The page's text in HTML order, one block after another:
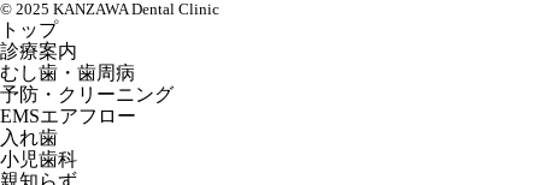
© 2025 KANZAWA Dental Clinic
トップ
診療案内
むし歯・歯周病
予防・クリーニング
EMSエアフロー
入れ歯
小児歯科
親知らず